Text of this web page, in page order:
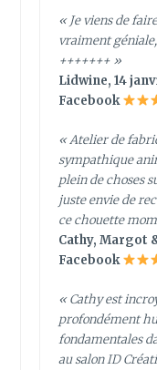
« Je viens de
vraiment
+++++++ »
Lidwine, 14
Facebook
« Atelier de
sympathique
plein de choses
juste envie de
ce chouette
Cathy, Margot
Facebook
« Cathy est
profondément
fondamentales
au salon ID